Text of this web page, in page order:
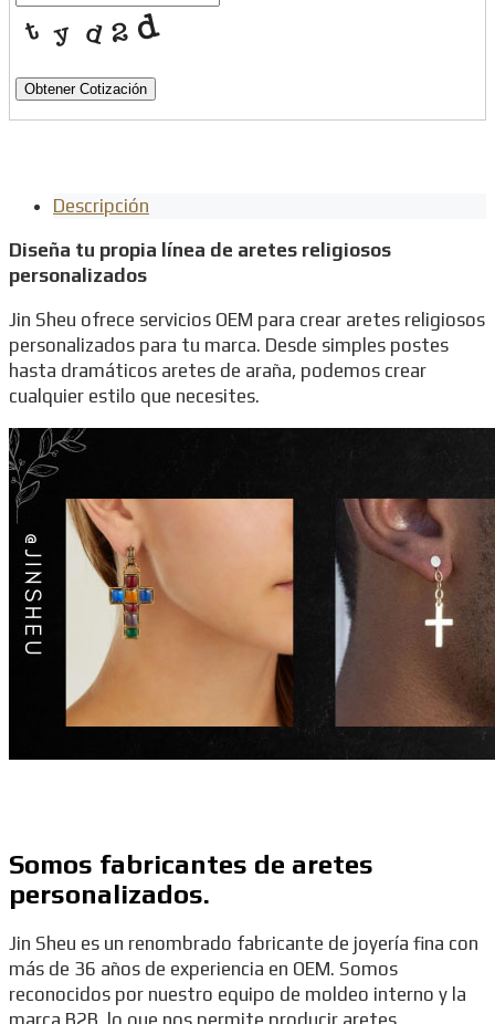
Obtener Cotización
Descripción
Diseña tu propia línea de aretes religiosos
personalizados
Jin Sheu ofrece servicios OEM para crear aretes religiosos
personalizados para tu marca. Desde simples postes
hasta dramáticos aretes de araña, podemos crear
cualquier estilo que necesites.
Somos fabricantes de aretes
personalizados.
Jin Sheu es un renombrado fabricante de joyería fina con
más de 36 años de experiencia en OEM. Somos
reconocidos por nuestro equipo de moldeo interno y la
marca B2B, lo que nos permite producir aretes